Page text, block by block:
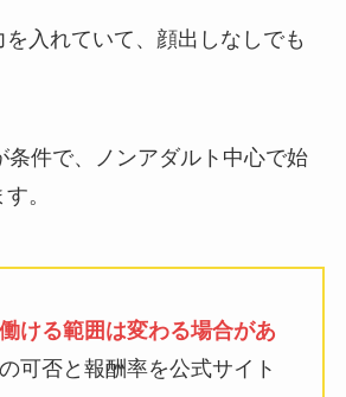
入れていて、顔出しなしでも
条件で、ノンアダルト中心で始
。
ける範囲は変わる場合があ
可否と報酬率を公式サイト